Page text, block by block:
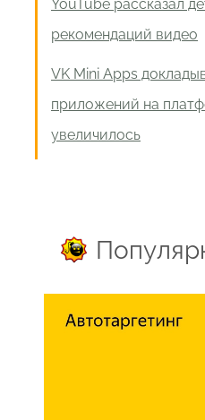
YouTube рассказал
рекомендаций видео
VK Mini Apps
приложений на
увеличилось